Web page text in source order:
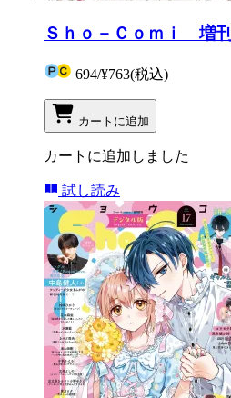
Ｓｈｏ－Ｃｏｍｉ 増刊
694/¥763(税込)
カートに追加
カートに追加しました
試し読み